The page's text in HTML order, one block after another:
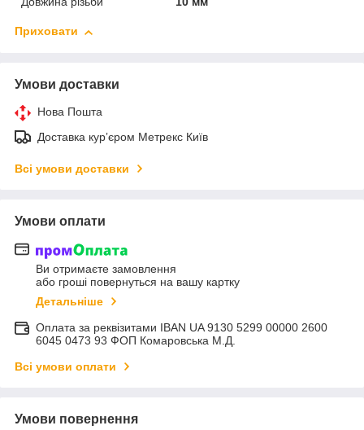
Приховати
Умови доставки
Нова Пошта
Доставка курʼєром Метрекс Київ
Всі умови доставки
Умови оплати
Ви отримаєте замовлення
або гроші повернуться на вашу картку
Детальніше
Оплата за реквізитами IBAN UA 9130 5299 00000 2600
6045 0473 93 ФОП Комаровська М.Д.
Всі умови оплати
Умови повернення